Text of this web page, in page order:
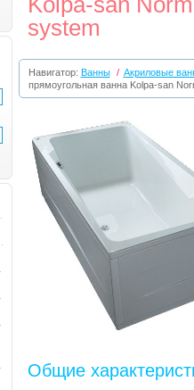
system
Навигатор: Ванны / Акриловые
прямоугольная ванна Kolpa-san
Общие